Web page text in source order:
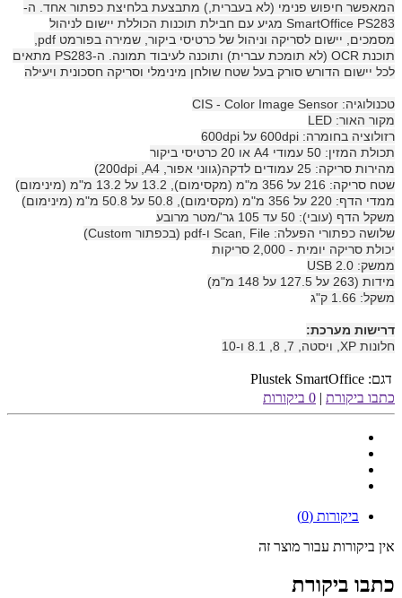
המאפשר חיפוש פנימי (לא בעברית,) מתבצעת בלחיצת כפתור אחד. ה-
SmartOffice PS283 מגיע עם חבילת תוכנות הכוללת יישום לניהול
מסמכים, יישום לסריקה וניהול של כרטיסי ביקור, שמירה בפורמט pdf,
תוכנת OCR (לא תומכת עברית) ותוכנה לעיבוד תמונה. ה-PS283 מתאים
לכל יישום הדורש סורק בעל שטח שולחן מינימלי וסריקה חסכונית ויעילה
טכנולוגיה: CIS - Color Image Sensor
מקור האור: LED
רזולוציה בחומרה: 600dpi על 600dpi
תכולת המזין: 50 עמודי A4 או 20 כרטיסי ביקור
מהירות סריקה: 25 עמודים לדקה(גווני אפור, 200dpi ,A4)
שטח סריקה: 216 על 356 מ"מ (מקסימום), 13.2 על 13.2 מ"מ (מינימום)
ממדי הדף: 220 על 356 מ"מ (מקסימום), 50.8 על 50.8 מ"מ (מינימום)
משקל הדף (עובי): 50 עד 105 גר'/מטר מרובע
שלושה כפתורי הפעלה: Scan, File ו-pdf (בכפתור Custom)
יכולת סריקה יומית - 2,000 סריקות
ממשק: USB 2.0
מידות (263 על 127.5 על 148 מ"מ)
משקל: 1.66 ק"ג
דרישות מערכת:
חלונות XP, ויסטה, 7, 8, 8.1 ו-10
דגם: Plustek SmartOffice
כתבו ביקורת | 0 ביקורות
ביקורות (0)
אין ביקורות עבור מוצר זה
כתבו ביקורת